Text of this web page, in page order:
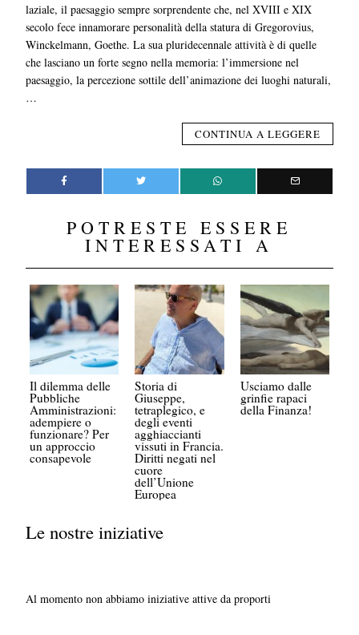
laziale, il paesaggio sempre sorprendente che, nel XVIII e XIX
secolo fece innamorare personalità della statura di Gregorovius,
Winckelmann, Goethe. La sua pluridecennale attività è di quelle
che lasciano un forte segno nella memoria: l’immersione nel
paesaggio, la percezione sottile dell’animazione dei luoghi naturali,
…
CONTINUA A LEGGERE
POTRESTE ESSERE
INTERESSATI A
Il dilemma delle
Pubbliche
Amministrazioni:
adempiere o
funzionare? Per
un approccio
consapevole
Storia di
Giuseppe,
tetraplegico, e
degli eventi
agghiaccianti
vissuti in Francia.
Diritti negati nel
cuore
dell’Unione
Europea
Usciamo dalle
grinfie rapaci
della Finanza!
Le nostre iniziative
Al momento non abbiamo iniziative attive da proporti